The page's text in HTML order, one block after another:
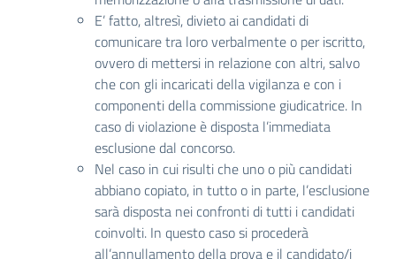
E’ fatto, altresì, divieto ai candidati di
comunicare tra loro verbalmente o per iscritto,
ovvero di mettersi in relazione con altri, salvo
che con gli incaricati della vigilanza e con i
componenti della commissione giudicatrice. In
caso di violazione è disposta l’immediata
esclusione dal concorso.
Nel caso in cui risulti che uno o più candidati
abbiano copiato, in tutto o in parte, l’esclusione
sarà disposta nei confronti di tutti i candidati
coinvolti. In questo caso si procederà
all’annullamento della prova e il candidato/i